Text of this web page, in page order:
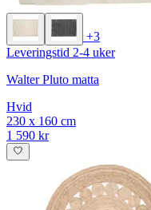
+3
Leveringstid 2-4 uker
Walter Pluto matta
Hvid
230 x 160 cm
1 590 kr